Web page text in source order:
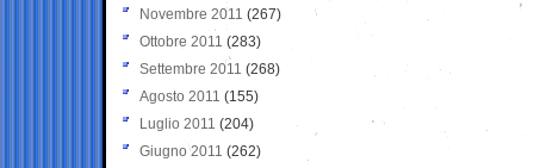
Novembre 2011 (267)
Ottobre 2011 (283)
Settembre 2011 (268)
Agosto 2011 (155)
Luglio 2011 (204)
Giugno 2011 (262)